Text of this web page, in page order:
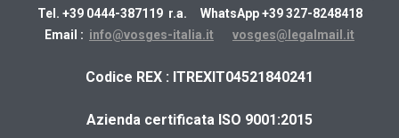
Tel. +39 0444-387119 r.a. WhatsApp +39 327-8248418
Email : info@vosges-italia.it vosges@legalmail.it
​Codice REX : ITREXIT04521840241
Azienda certificata ISO 9001:2015